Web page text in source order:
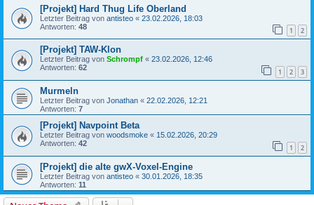
[Projekt] Hard Thug Life Oberland
Letzter Beitrag von antisteo « 23.02.2026, 18:03
Antworten: 48 1 2
[Projekt] TAW-Klon
Letzter Beitrag von Schrompf « 23.02.2026, 12:46
Antworten: 62 1 2 3
Murmeln
Letzter Beitrag von Jonathan « 22.02.2026, 12:21
Antworten: 7
[Projekt] Navpoint Beta
Letzter Beitrag von woodsmoke « 15.02.2026, 20:29
Antworten: 42 1 2
[Projekt] die alte gwX-Voxel-Engine
Letzter Beitrag von antisteo « 30.01.2026, 18:35
Antworten: 11